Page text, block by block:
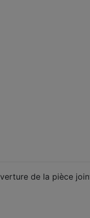
de la pièce